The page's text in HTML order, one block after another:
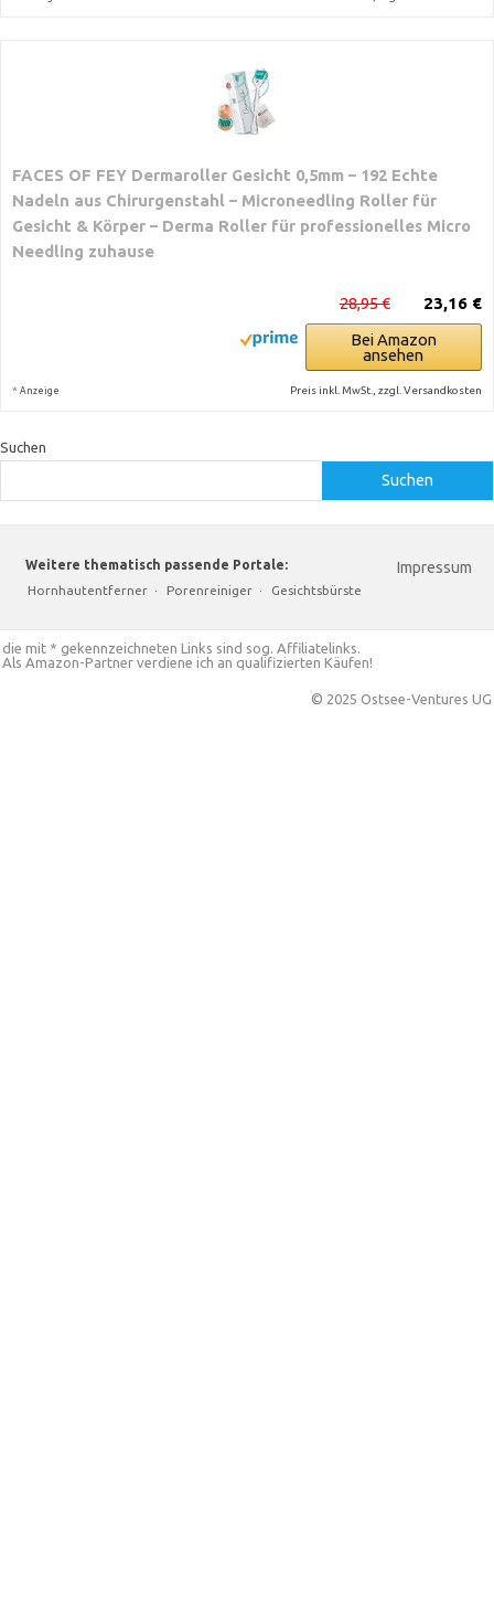
FACES OF FEY Dermaroller Gesicht 0,5mm – 192 Echte
Nadeln aus Chirurgenstahl – Microneedling Roller für
Gesicht & Körper – Derma Roller für professionelles Micro
Needling zuhause
23,16 €
28,95 €
Bei Amazon
ansehen
* Anzeige Preis inkl. MwSt., zzgl. Versandkosten
Suchen
Suchen
Weitere thematisch passende Portale:
Hornhautentferner · Porenreiniger · Gesichtsbürste
Impressum
die mit * gekennzeichneten Links sind sog. Affiliatelinks.
Als Amazon-Partner verdiene ich an qualifizierten Käufen!
© 2025 Ostsee-Ventures UG